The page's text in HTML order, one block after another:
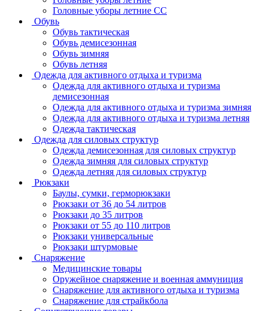
Головные уборы летние СС
Обувь
Обувь тактическая
Обувь демисезонная
Обувь зимняя
Обувь летняя
Одежда для активного отдыха и туризма
Одежда для активного отдыха и туризма
демисезонная
Одежда для активного отдыха и туризма зимняя
Одежда для активного отдыха и туризма летняя
Одежда тактическая
Одежда для силовых структур
Одежда демисезонная для силовых структур
Одежда зимняя для силовых структур
Одежда летняя для силовых структур
Рюкзаки
Баулы, сумки, герморюкзаки
Рюкзаки от 36 до 54 литров
Рюкзаки до 35 литров
Рюкзаки от 55 до 110 литров
Рюкзаки универсальные
Рюкзаки штурмовые
Снаряжение
Медицинские товары
Оружейное снаряжение и военная аммуниция
Снаряжение для активного отдыха и туризма
Снаряжение для страйкбола